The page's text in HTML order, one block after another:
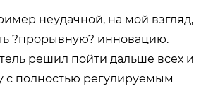
неудачной, на мой взгляд,
?прорывную? инновацию.
решил пойти дальше всех и
с полностью регулируемым